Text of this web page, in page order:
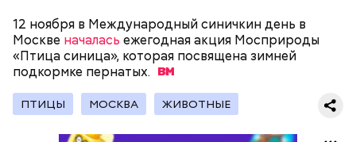
12 ноября в Международный синичкин день в
Москве началась ежегодная акция Мосприроды
«Птица синица», которая посвящена зимней
подкормке пернатых.
ПТИЦЫ МОСКВА ЖИВОТНЫЕ
При встрече с шаровой молнией важно не
паниковать, подчеркнул Бычков:
Время от выезда до выезда — на отдых. Работа и
есть работа. Ее надо выполнять, — говорит он.
или летний. Этот день установлен в память об
обретении его мощей.